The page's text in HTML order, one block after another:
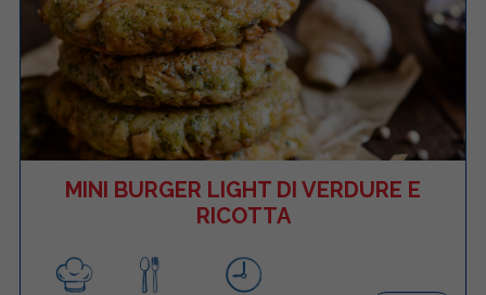
MINI BURGER LIGHT DI VERDURE E
RICOTTA